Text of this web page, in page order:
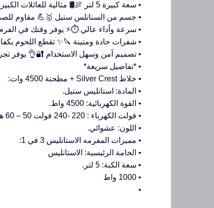
• سعة كبيرة 5 لتر 🍖🛢️ مثالية للعائلات الكبيرة.
• جسم من الستانلس ستيل 🥇💪 مقاوم
• سرعة وأداء عالي ⏱️⚡ يوفر وقتك في
• شفرات حادة ومتينة 🔪✨ تقطع اللحوم
• تصميم آمن وسهل الاستخدام 🔐👌 يوفر
• *تفاصيل سريعة*
• خلاط Silver Crest + مطحنة 4500 وات:
• المادة: استانليس ستيل.
• القوة الكهربائية: 4500 واط.
• فولت الكهرباء : 220 -240 فولت 50 – 60 هيرتز.
• اللون: عشوائي.
• مميزات المفرمه الاستانليس 3 في 1:
• الخامة الرئيسية: الاستانليس
• سعة الكبة: 5 لتر.
• 1000 واط
•